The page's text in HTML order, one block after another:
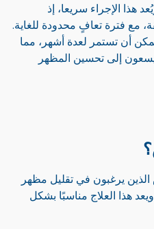
هذا الإجراء سريعا، إذ
نحو 10 إلى 15 دقيقة، مع فترة تعافٍ محدودة للغاية.
أن تستمر لعدة أشهر، مما
إلى تحسين المظهر
يرغبون في تقليل مظهر
هذا العلاج مناسبًا بشكل